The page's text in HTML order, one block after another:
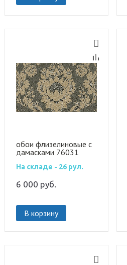
обои флизелиновые с
дамасками 76031
На складе - 26 рул.
6 000 руб.
В корзину